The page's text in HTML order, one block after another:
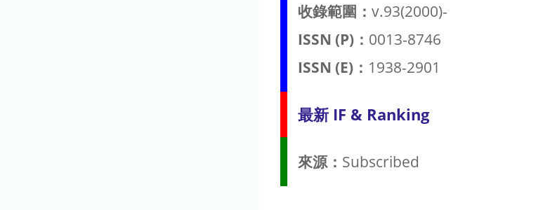
收錄範圍： v.93(2000)-
ISSN (P)： 0013-8746
ISSN (E)： 1938-2901
最新 IF & Ranking
來源： Subscribed